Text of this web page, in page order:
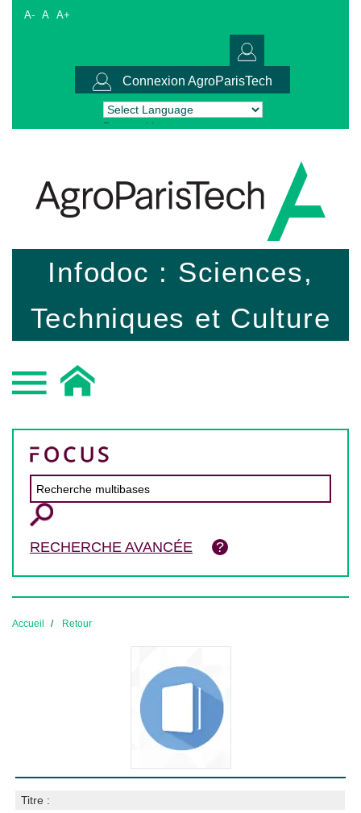
A- A A+
Connexion AgroParisTech
Powered by Translate
Infodoc : Sciences,
Techniques et Culture
RECHERCHE AVANCÉE
Accueil Retour
Titre :